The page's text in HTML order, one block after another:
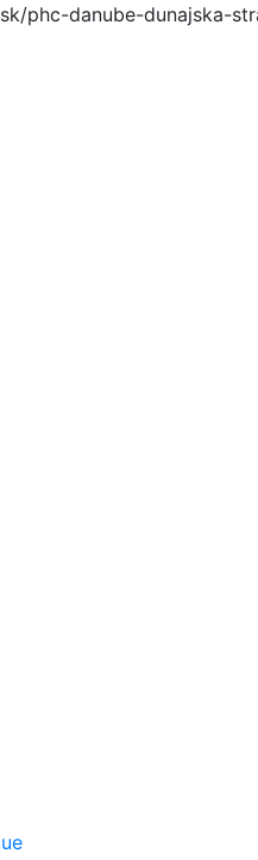
phc-danube-dunajska-